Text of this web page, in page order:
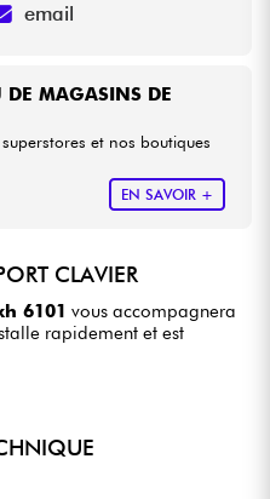
DE MAGASINS DE
et nos boutiques
EN SAVOIR +
email
CLAVIER
6101 vous accompagnera
rapidement et est